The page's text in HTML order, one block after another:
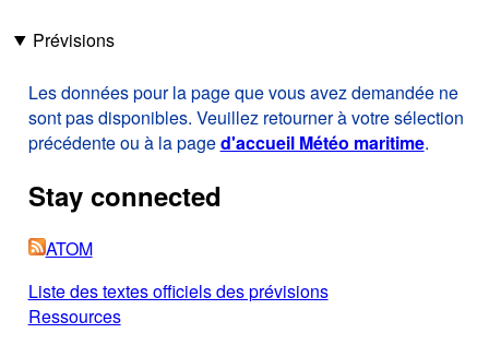
Prévisions
Les données pour la page que vous avez demandée ne
sont pas disponibles. Veuillez retourner à votre sélection
précédente ou à la paged'accueil Météo maritime.
Stay connected
ATOM
Liste des textes officiels des prévisions
Ressources